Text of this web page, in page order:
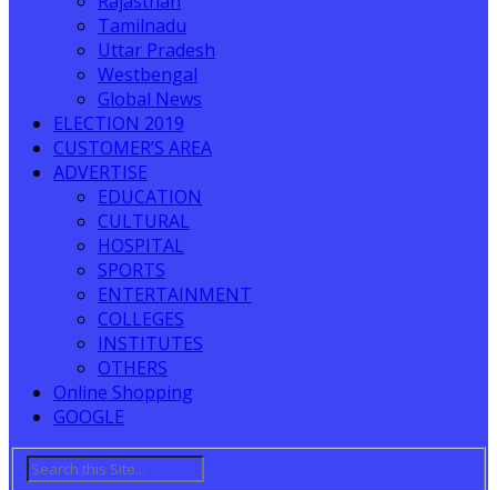
Tamilnadu
Uttar Pradesh
Westbengal
Global News
ELECTION 2019
CUSTOMER’S AREA
ADVERTISE
EDUCATION
CULTURAL
HOSPITAL
SPORTS
ENTERTAINMENT
COLLEGES
INSTITUTES
OTHERS
Online Shopping
GOOGLE